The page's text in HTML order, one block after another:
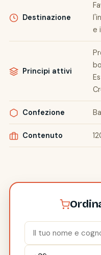
Destinazione
e
Principi attivi
Confezione
Contenuto